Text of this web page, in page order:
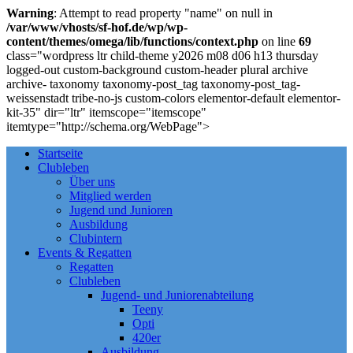
Warning: Attempt to read property "name" on null in
/var/www/vhosts/sf-hof.de/wp/wp-
content/themes/omega/lib/functions/context.php on line 69
class="wordpress ltr child-theme y2026 m08 d06 h13 thursday
logged-out custom-background custom-header plural archive
archive- taxonomy taxonomy-post_tag taxonomy-post_tag-
weissenstadt tribe-no-js custom-colors elementor-default elementor-
kit-35" dir="ltr" itemscope="itemscope"
itemtype="http://schema.org/WebPage">
Startseite
Clubleben
Über uns
Mitglied werden
Jugend und Junioren
Ausbildung
Clubintern
Events & Regatten
Regatten
Clubleben
Jugend- und Juniorenabteilung
Teeny
Opti
420er